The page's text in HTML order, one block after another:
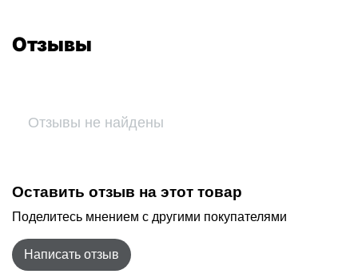
Отзывы
Отзывы не найдены
Оставить отзыв на этот товар
Поделитесь мнением с другими покупателями
Написать отзыв